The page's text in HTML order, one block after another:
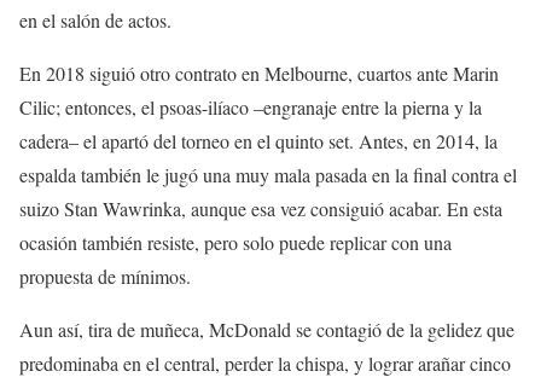
en el salón de actos.
En 2018 siguió otro contrato en Melbourne, cuartos ante Marin
Cilic; entonces, el psoas-ilíaco –engranaje entre la pierna y la
cadera– el apartó del torneo en el quinto set. Antes, en 2014, la
espalda también le jugó una muy mala pasada en la final contra el
suizo Stan Wawrinka, aunque esa vez consiguió acabar. En esta
ocasión también resiste, pero solo puede replicar con una
propuesta de mínimos.
Aun así, tira de muñeca, McDonald se contagió de la gelidez que
predominaba en el central, perder la chispa, y lograr arañar cinco